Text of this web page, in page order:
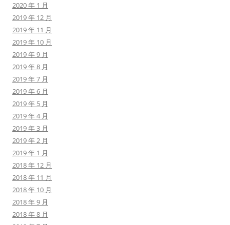
2020 年 1 月
2019 年 12 月
2019 年 11 月
2019 年 10 月
2019 年 9 月
2019 年 8 月
2019 年 7 月
2019 年 6 月
2019 年 5 月
2019 年 4 月
2019 年 3 月
2019 年 2 月
2019 年 1 月
2018 年 12 月
2018 年 11 月
2018 年 10 月
2018 年 9 月
2018 年 8 月